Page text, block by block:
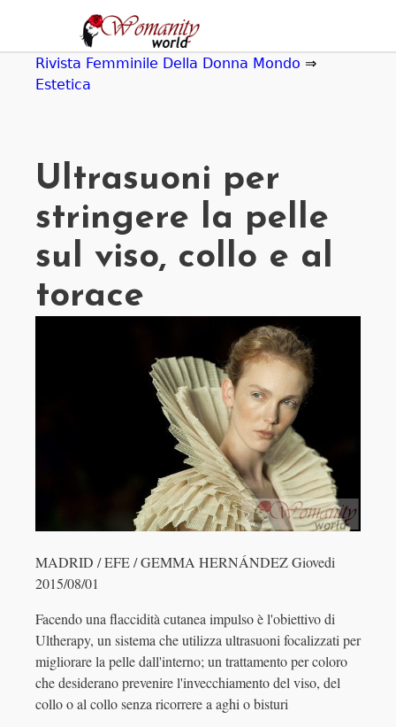
navigation
Rivista Femminile Della Donna Mondo ⇒
Estetica
Ultrasuoni per
stringere la pelle
sul viso, collo e al
torace
MADRID / EFE / GEMMA HERNÁNDEZ Giovedi
2015/08/01
Facendo una flaccidità cutanea impulso è l'obiettivo di
Ultherapy, un sistema che utilizza ultrasuoni focalizzati per
migliorare la pelle dall'interno; un trattamento per coloro
che desiderano prevenire l'invecchiamento del viso, del
collo o al collo senza ricorrere a aghi o bisturi